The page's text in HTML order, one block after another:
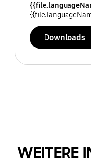
Downloads
WEITERE